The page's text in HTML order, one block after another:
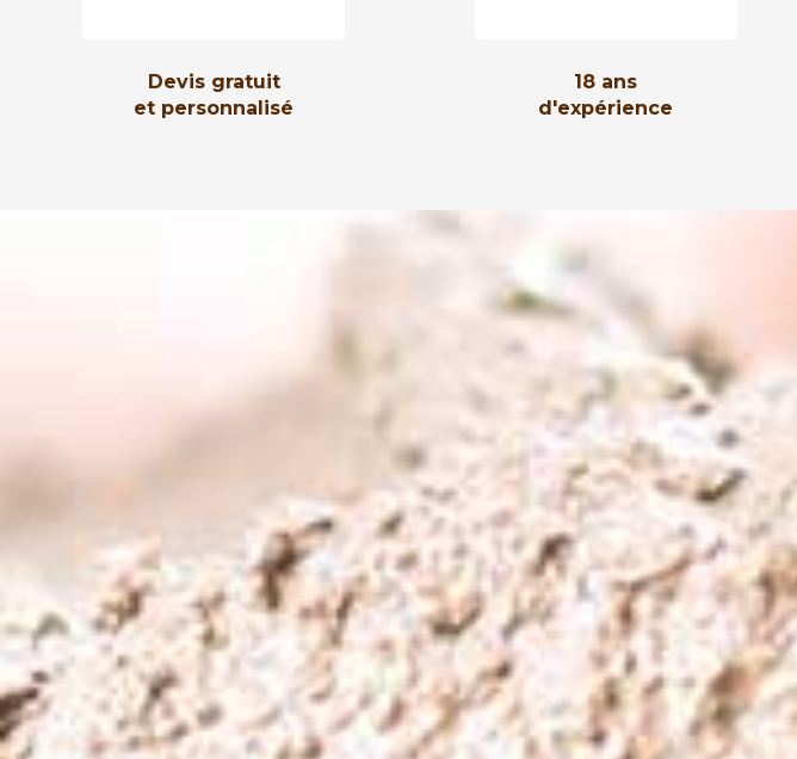
Devis gratuit
et personnalisé
18 ans
d'expérience